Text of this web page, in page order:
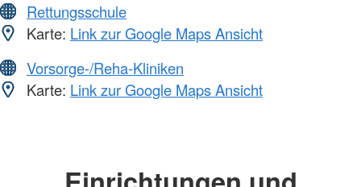
Rettungsschule
Karte: Link zur Google Maps Ansicht
Vorsorge-/Reha-Kliniken
Karte: Link zur Google Maps Ansicht